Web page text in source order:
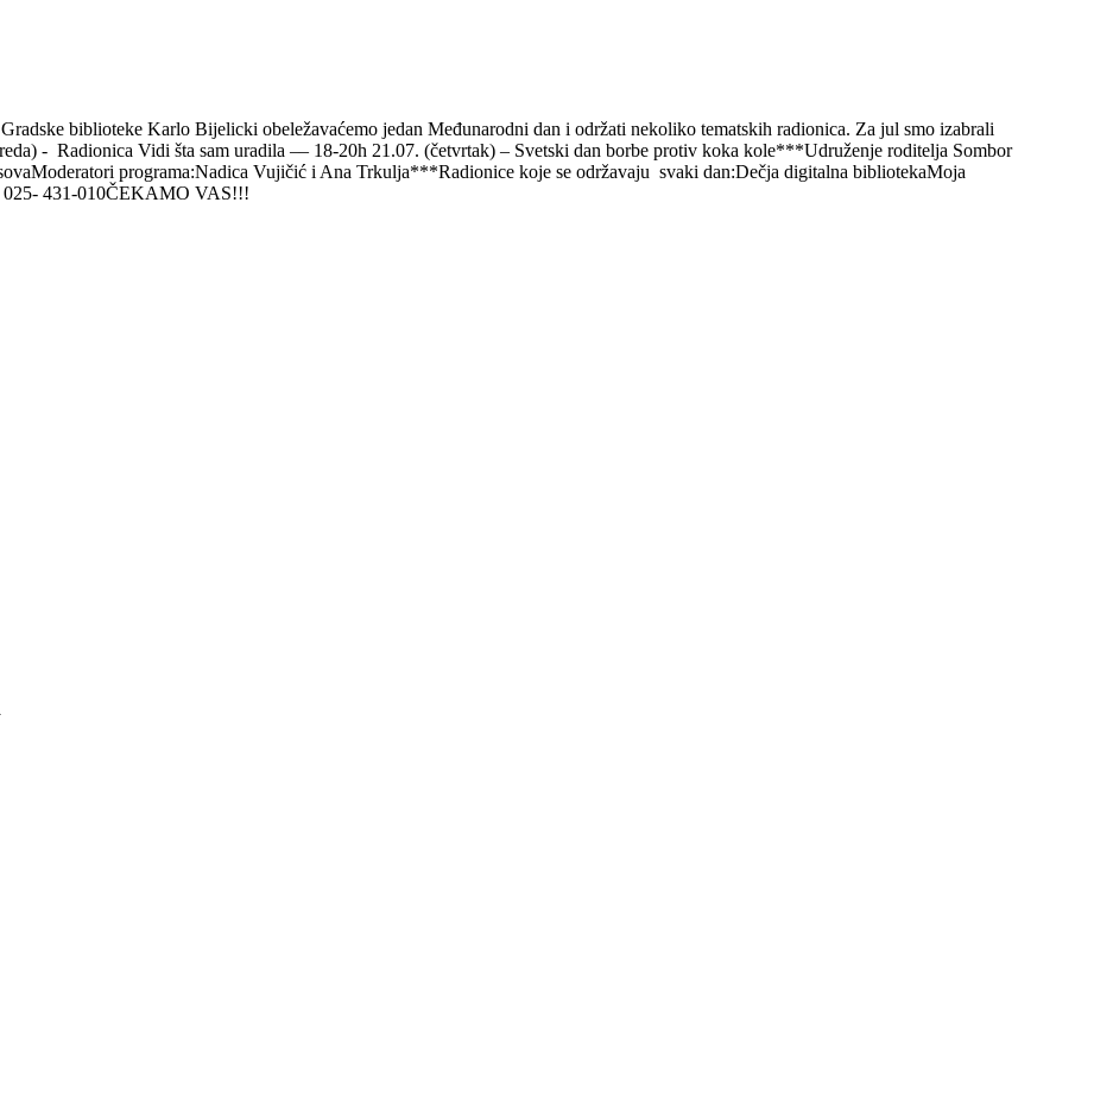
biblioteke Karlo Bijelicki obeležavaćemo jedan Međunarodni dan i održati nekoliko tematskih radionica. Za jul smo izabrali
- Radionica Vidi šta sam uradila –– 18-20h 21.07. (četvrtak) – Svetski dan borbe protiv koka kole***Udruženje roditelja Sombor
programa:Nadica Vujičić i Ana Trkulja***Radionice koje se održavaju svaki dan:Dečja digitalna bibliotekaMoja
025- 431-010ČEKAMO VAS!!!